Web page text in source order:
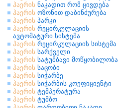
ჰაერის ნაკადით რომ ცივდება
ჰაერის ოზონით დაბინძურება
ჰაერის პარკი
ჰაერის რეცირკულაციის
ავტომატური სისტემა
ჰაერის რეცირკულაციის სისტემა
ჰაერის სარქველი
ჰაერის სატუმბავი მოწყობილობა
ჰაერის საცობი
ჰაერის სიჭარბე
ჰაერის სიჭარბის კოეფიციენტი
ჰაერის ტემპერატურა
ჰაერის ტუმბო